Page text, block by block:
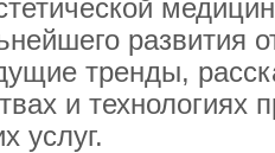
развития
тренды,
и технологиях
услуг.